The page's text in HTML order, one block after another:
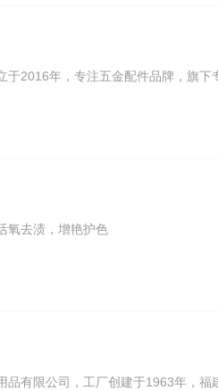
2016年，专注五金配件品牌，旗下
氧去渍，增艳护色
品有限公司，工厂创建于1963年，福